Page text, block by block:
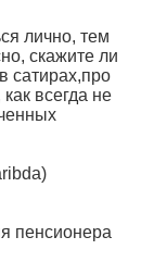
лично, тем
скажите ли
сатирах,про
всегда не
пенсионера